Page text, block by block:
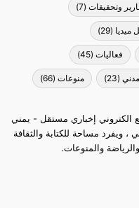
وتحقيقات (7)
(29)
فعاليات (45)
(23) منوعات (66)
الكتروني إخباري مستقل - يمني
ويفرد مساحة للكتابة والثقافة
والرياضة والمنوعات.